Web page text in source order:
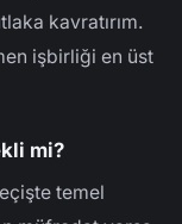
kavratırım.
işbirliği en üst
mi?
temel